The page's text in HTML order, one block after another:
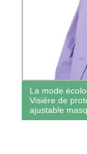
La mode
Visière de
ajustable